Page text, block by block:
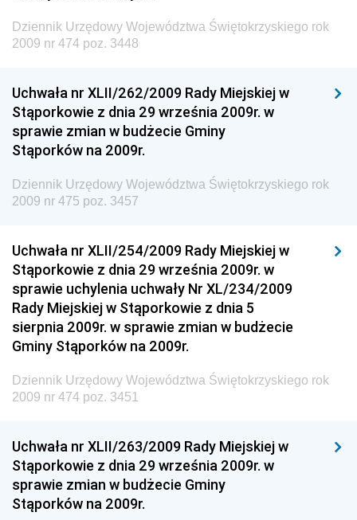
Dziennik Urzędowy Ministra Klimatu
Dziennik Urzędowy Ministra Funduszy i Polityki
Regionalnej
Dziennik Urzędowy Ministra Aktywów Państwowych
Dziennik Urzędowy Ministra Zdrowia
Dziennik Urzędowy Ministra Środowiska i Głównego
Inspektora Ochrony Środowiska
Dziennik Urzędowy Ministerstwa Kultury, Dziedzictwa
Narodowego i Sportu
Dziennik Urzędowy Ministra Finansów, Funduszy i
Polityki Regionalnej
Dziennik Urzędowy Ministra Rozwoju, Pracy i
Technologii
Dziennik Urzędowy Ministra Kultury, Dziedzictwa
Dziennik Urzędowy Ministra Rodziny i Polityki
Społecznej
Dziennik Urzędowy Komendy Głównej Straży
Granicznej
Dziennik Urzędowy Województwa Świętokrzyskiego rok
2009 nr 474 poz. 3448
Uchwała nr XLII/262/2009 Rady Miejskiej w
Stąporkowie z dnia 29 września 2009r. w
sprawie zmian w budżecie Gminy
Stąporków na 2009r.
Dziennik Urzędowy Województwa Świętokrzyskiego rok
2009 nr 475 poz. 3457
Uchwała nr XLII/254/2009 Rady Miejskiej w
Stąporkowie z dnia 29 września 2009r. w
sprawie uchylenia uchwały Nr XL/234/2009
Rady Miejskiej w Stąporkowie z dnia 5
sierpnia 2009r. w sprawie zmian w budżecie
Gminy Stąporków na 2009r.
Dziennik Urzędowy Województwa Świętokrzyskiego rok
2009 nr 474 poz. 3451
Uchwała nr XLII/263/2009 Rady Miejskiej w
Stąporkowie z dnia 29 września 2009r. w
sprawie zmian w budżecie Gminy
Stąporków na 2009r.